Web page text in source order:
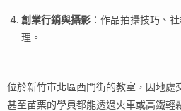
創業行銷與攝影 ：作品拍攝技巧、
理。
位於新竹市北區西門街的教室，因地處
甚至苗栗的學員都能透過火車或高鐵輕